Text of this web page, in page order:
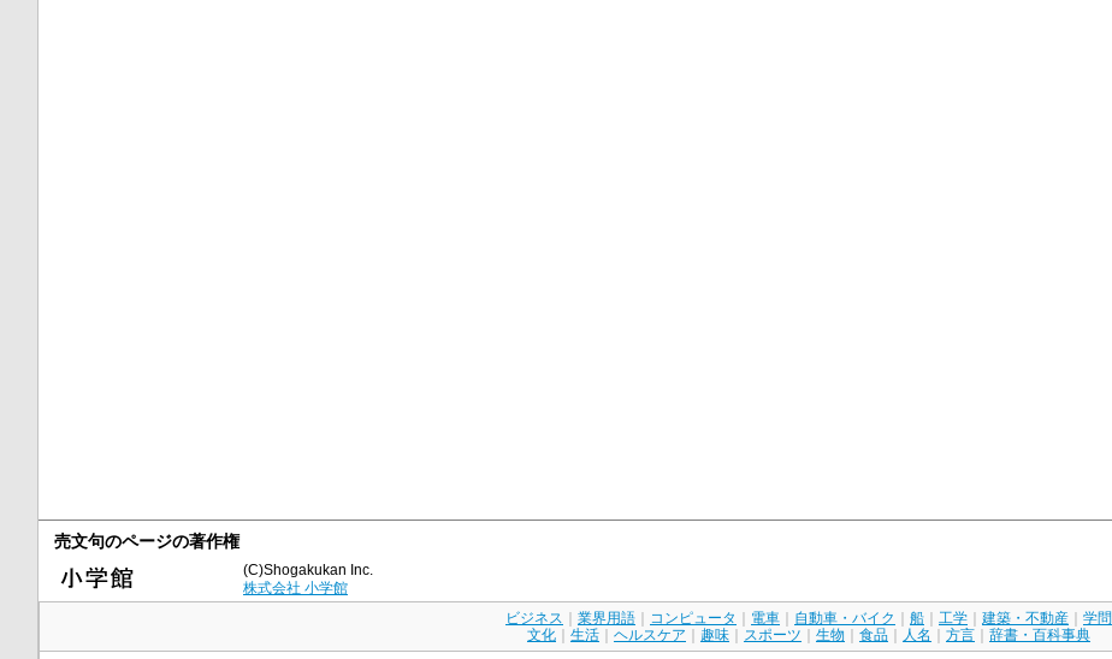
売文句のページの著作権
(C)Shogakukan Inc.
株式会社 小学館
ビジネス 業界用語 コンピュータ 電車 自動車・バイク 船 工学 建築・不動産
学問
文化
生活 ヘルスケア 趣味 スポーツ 生物 食品 人名 方言 辞書・百科事典